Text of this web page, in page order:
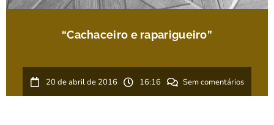
“Cachaceiro e raparigueiro”
20 de abril de 2016 16:16 Sem comentários